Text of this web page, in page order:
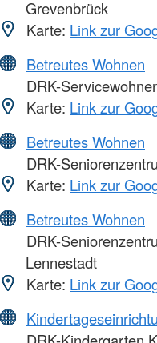
Grevenbrück
Karte: Link zur
Betreutes Wohnen
DRK-
Karte: Link zur
Betreutes Wohnen
DRK-
Karte: Link zur
Betreutes Wohnen
DRK-
Lennestadt
Karte: Link zur